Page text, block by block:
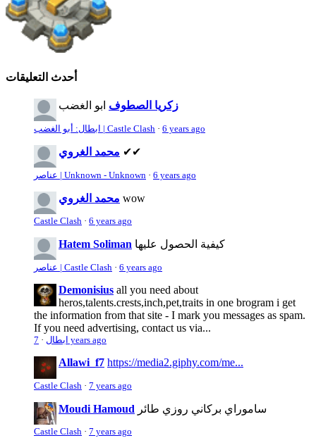
أحدث التعليقات
زكريا الصطوف ابو الغضب
ابطال: أبو الغضب | Castle Clash · 6 years ago
محمد الغروي ✔✔
عناصر | Unknown - Unknown · 6 years ago
محمد الغروي wow
Castle Clash · 6 years ago
Hatem Soliman كيفية الحصول عليها
عناصر | Castle Clash · 6 years ago
Demonisius all you need about
heros,talents.crests,inch,pet,traits in one brogram i get
the information from that site - I mark you messages as spam.
If you need advertising, contact us via...
ابطال · 7 years ago
Allawi_f7 https://media2.giphy.com/me...
Castle Clash · 7 years ago
Moudi Hamoud ساموراي بركاني روزي طائر
Castle Clash · 7 years ago